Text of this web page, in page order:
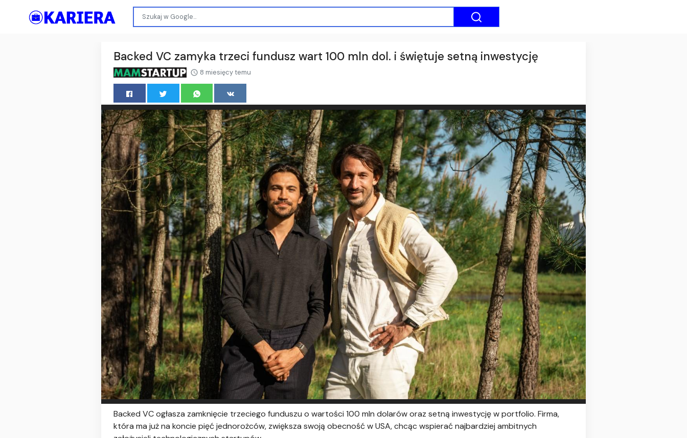
Backed VC zamyka trzeci fundusz wart 100 mln dol. i świętuje setną inwestycję
8 miesięcy temu
Backed VC ogłasza zamknięcie trzeciego funduszu o wartości 100 mln dolarów oraz setną inwestycję w portfolio. Firma,
która ma już na koncie pięć jednorożców, zwiększa swoją obecność w USA, chcąc wspierać najbardziej ambitnych